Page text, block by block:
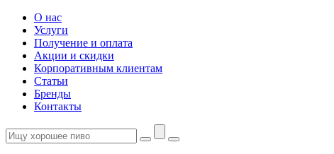
О нас
Услуги
Получение и оплата
Акции и скидки
Корпоративным клиентам
Статьи
Бренды
Контакты